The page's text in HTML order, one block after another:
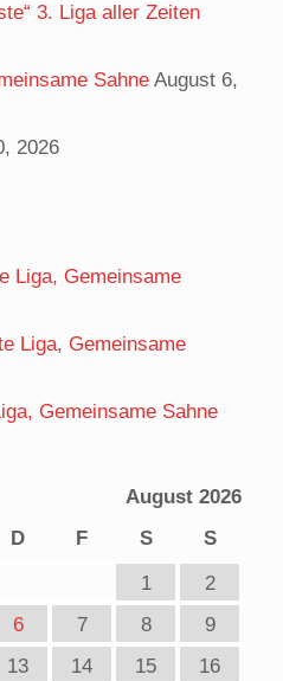
3. Liga aller Zeiten
Sahne August 6,
2026
Liga, Gemeinsame
Liga, Gemeinsame
Gemeinsame Sahne
August 2026
D F S
S
1
2
6 7 8
9
13 14 15
16